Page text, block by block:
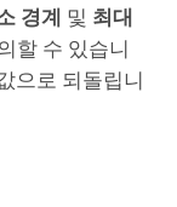
경계 및 최대
할 수 있습니
으로 되돌립니